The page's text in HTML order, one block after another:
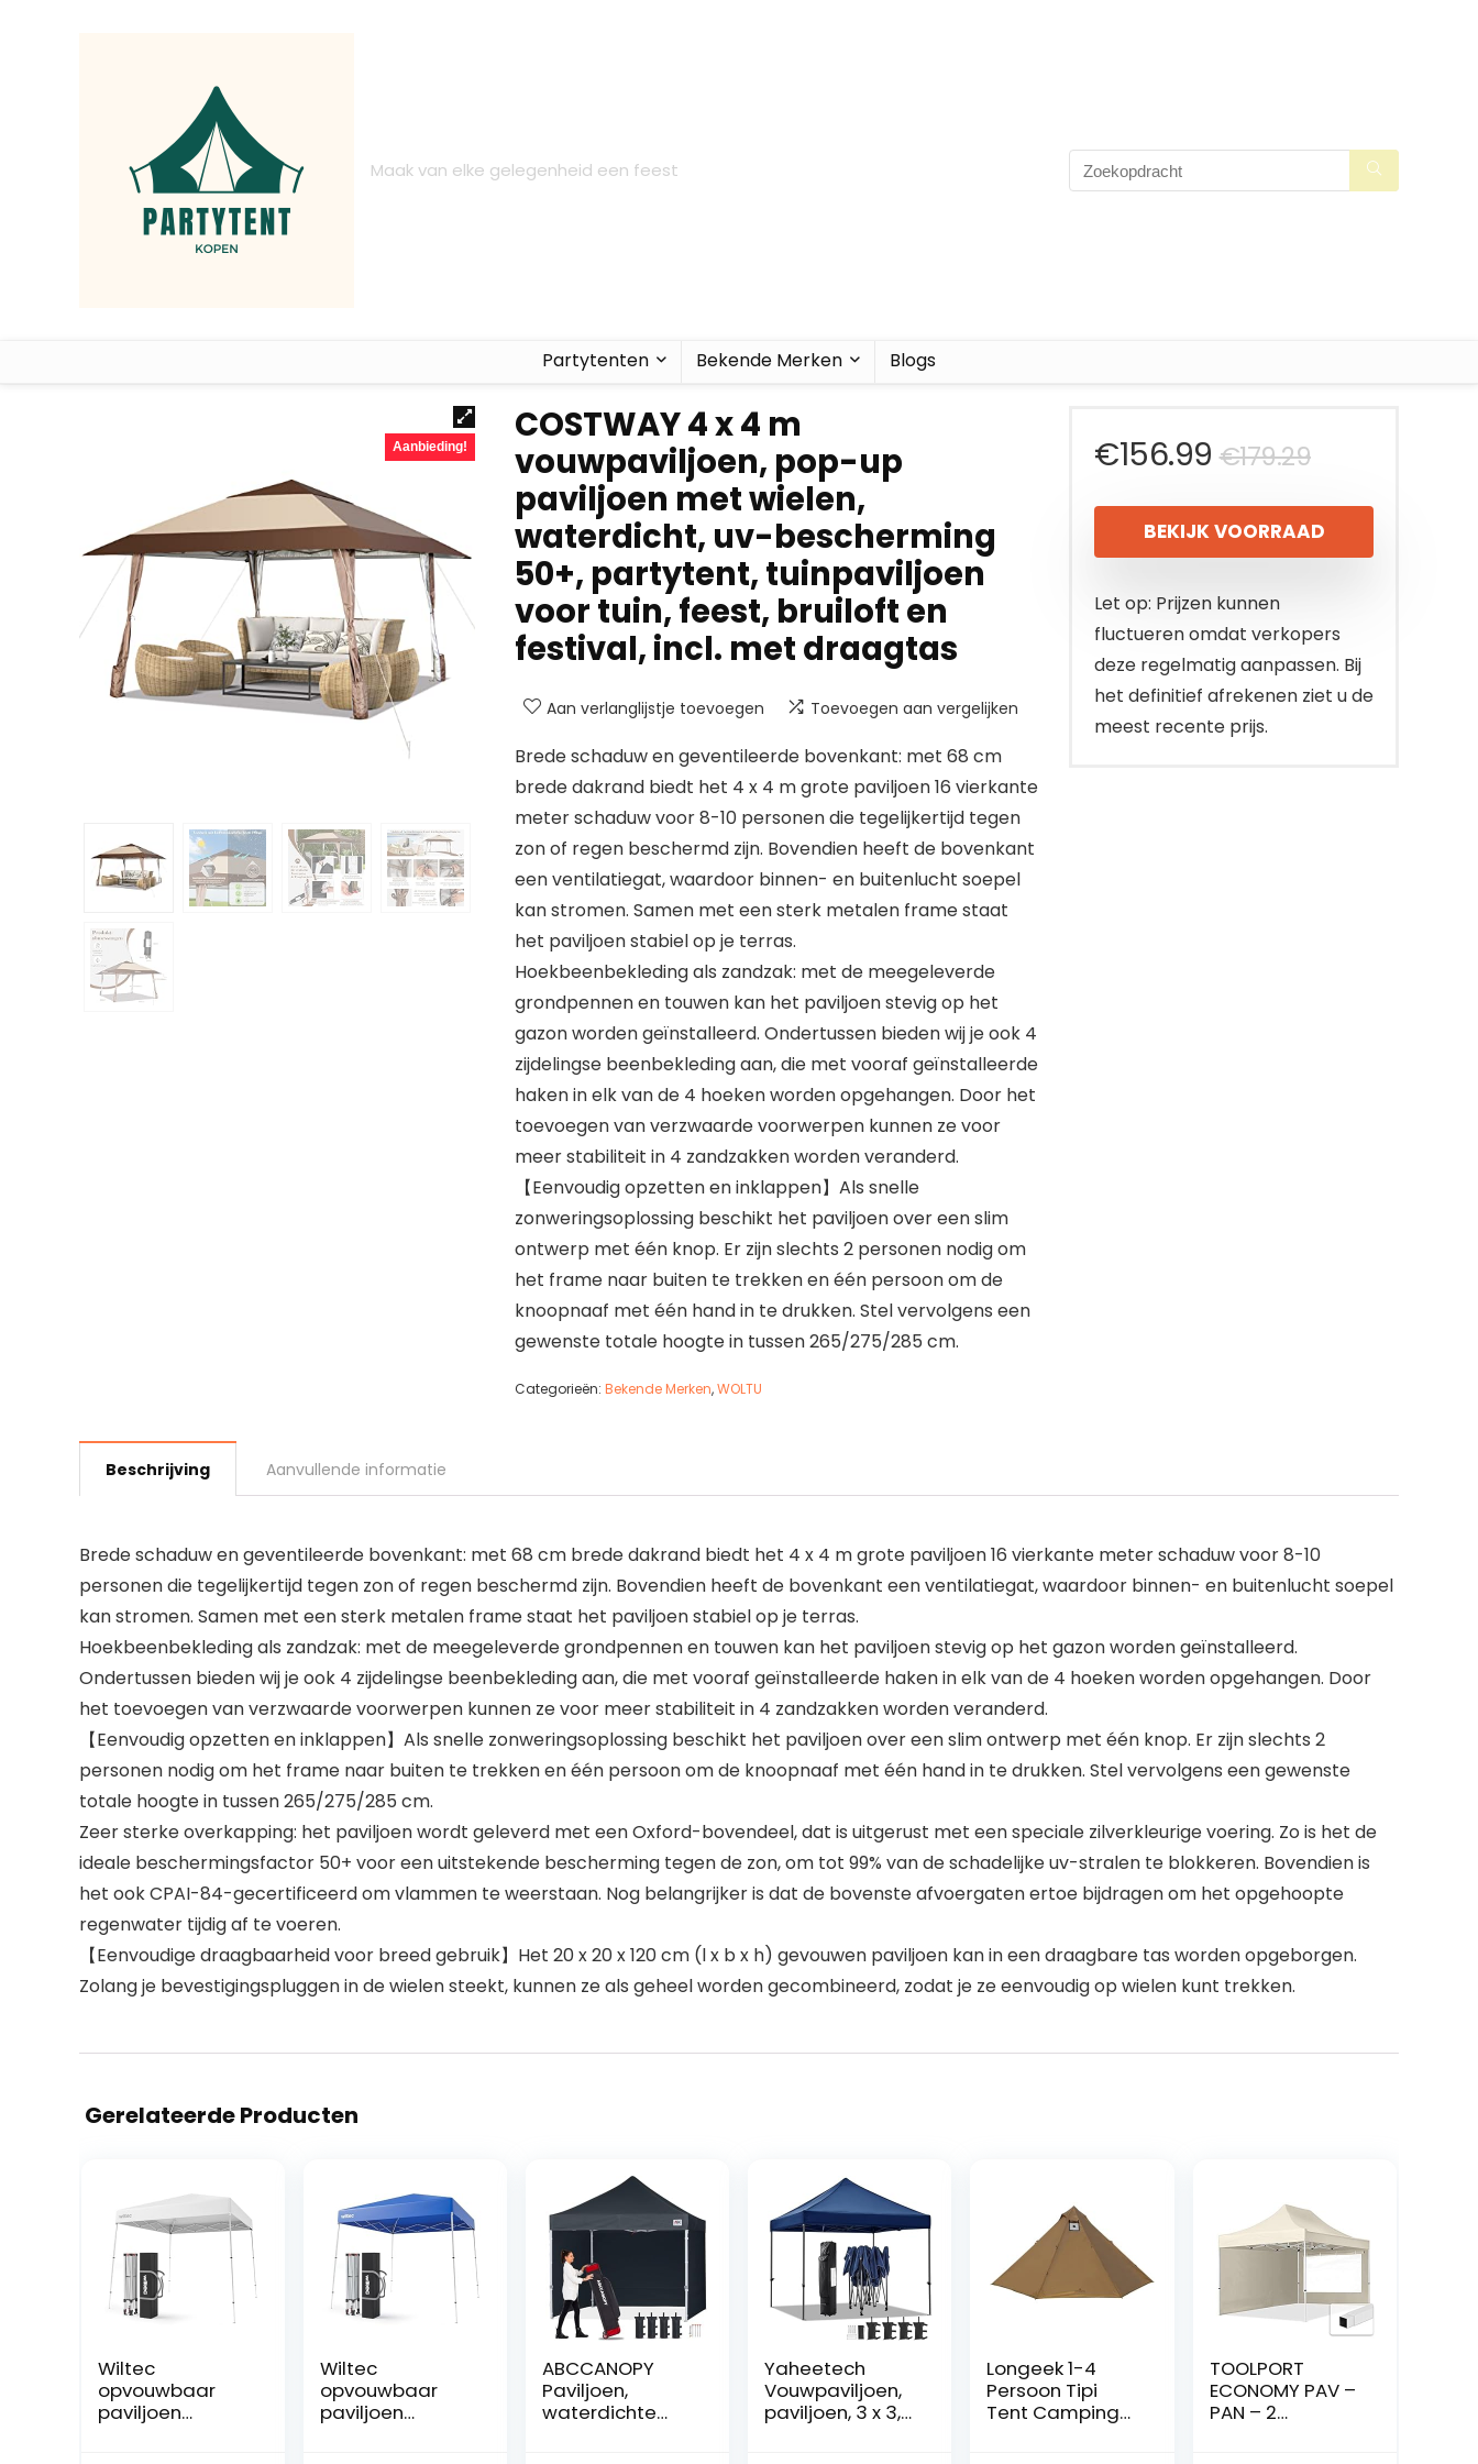
Maak van elke gelegenheid een feest
Partytenten Bekende Merken Blogs
Aanbieding!
COSTWAY 4 x 4 m
vouwpaviljoen, pop-up
paviljoen met wielen,
waterdicht, uv-bescherming
50+, partytent, tuinpaviljoen
voor tuin, feest, bruiloft en
festival, incl. met draagtas
Aan verlanglijstje toevoegen Toevoegen aan vergelijken
Brede schaduw en geventileerde bovenkant: met 68 cm
brede dakrand biedt het 4 x 4 m grote paviljoen 16 vierkante
meter schaduw voor 8-10 personen die tegelijkertijd tegen
zon of regen beschermd zijn. Bovendien heeft de bovenkant
een ventilatiegat, waardoor binnen- en buitenlucht soepel
kan stromen. Samen met een sterk metalen frame staat
het paviljoen stabiel op je terras.
Hoekbeenbekleding als zandzak: met de meegeleverde
grondpennen en touwen kan het paviljoen stevig op het
gazon worden geïnstalleerd. Ondertussen bieden wij je ook 4
zijdelingse beenbekleding aan, die met vooraf geïnstalleerde
haken in elk van de 4 hoeken worden opgehangen. Door het
toevoegen van verzwaarde voorwerpen kunnen ze voor
meer stabiliteit in 4 zandzakken worden veranderd.
【Eenvoudig opzetten en inklappen】Als snelle
zonweringsoplossing beschikt het paviljoen over een slim
ontwerp met één knop. Er zijn slechts 2 personen nodig om
het frame naar buiten te trekken en één persoon om de
knoopnaaf met één hand in te drukken. Stel vervolgens een
gewenste totale hoogte in tussen 265/275/285 cm.
Categorieën: Bekende Merken,WOLTU
€179.29
prijs
was:
€156.99
Huidige
prijs
is:
BEKIJK VOORRAAD
Let op: Prijzen kunnen
fluctueren omdat verkopers
deze regelmatig aanpassen. Bij
het definitief afrekenen ziet u de
meest recente prijs.
Beschrijving Aanvullende informatie
Brede schaduw en geventileerde bovenkant: met 68 cm brede dakrand biedt het 4 x 4 m grote paviljoen 16 vierkante meter schaduw voor 8-10
personen die tegelijkertijd tegen zon of regen beschermd zijn. Bovendien heeft de bovenkant een ventilatiegat, waardoor binnen- en buitenlucht soepel
kan stromen. Samen met een sterk metalen frame staat het paviljoen stabiel op je terras.
Hoekbeenbekleding als zandzak: met de meegeleverde grondpennen en touwen kan het paviljoen stevig op het gazon worden geïnstalleerd.
Ondertussen bieden wij je ook 4 zijdelingse beenbekleding aan, die met vooraf geïnstalleerde haken in elk van de 4 hoeken worden opgehangen. Door
het toevoegen van verzwaarde voorwerpen kunnen ze voor meer stabiliteit in 4 zandzakken worden veranderd.
【Eenvoudig opzetten en inklappen】Als snelle zonweringsoplossing beschikt het paviljoen over een slim ontwerp met één knop. Er zijn slechts 2
personen nodig om het frame naar buiten te trekken en één persoon om de knoopnaaf met één hand in te drukken. Stel vervolgens een gewenste
totale hoogte in tussen 265/275/285 cm.
Zeer sterke overkapping: het paviljoen wordt geleverd met een Oxford-bovendeel, dat is uitgerust met een speciale zilverkleurige voering. Zo is het de
ideale beschermingsfactor 50+ voor een uitstekende bescherming tegen de zon, om tot 99% van de schadelijke uv-stralen te blokkeren. Bovendien is
het ook CPAI-84-gecertificeerd om vlammen te weerstaan. Nog belangrijker is dat de bovenste afvoergaten ertoe bijdragen om het opgehoopte
regenwater tijdig af te voeren.
【Eenvoudige draagbaarheid voor breed gebruik】Het 20 x 20 x 120 cm (l x b x h) gevouwen paviljoen kan in een draagbare tas worden opgeborgen.
Zolang je bevestigingspluggen in de wielen steekt, kunnen ze als geheel worden gecombineerd, zodat je ze eenvoudig op wielen kunt trekken.
Gerelateerde Producten
Wiltec
opvouwbaar
paviljoen
Wiltec
opvouwbaar
paviljoen
ABCCANOPY
Paviljoen,
waterdichte
Yaheetech
Vouwpaviljoen,
paviljoen, 3 x 3,
Longeek 1-4
Persoon Tipi
Tent Camping
TOOLPORT
ECONOMY PAV –
PAN – 2